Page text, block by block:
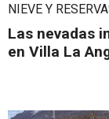
NIEVE Y
Las nevadas
en Villa La